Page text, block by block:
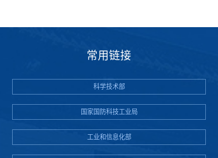
常用链接
科学技术部
国家国防科技工业局
工业和信息化部